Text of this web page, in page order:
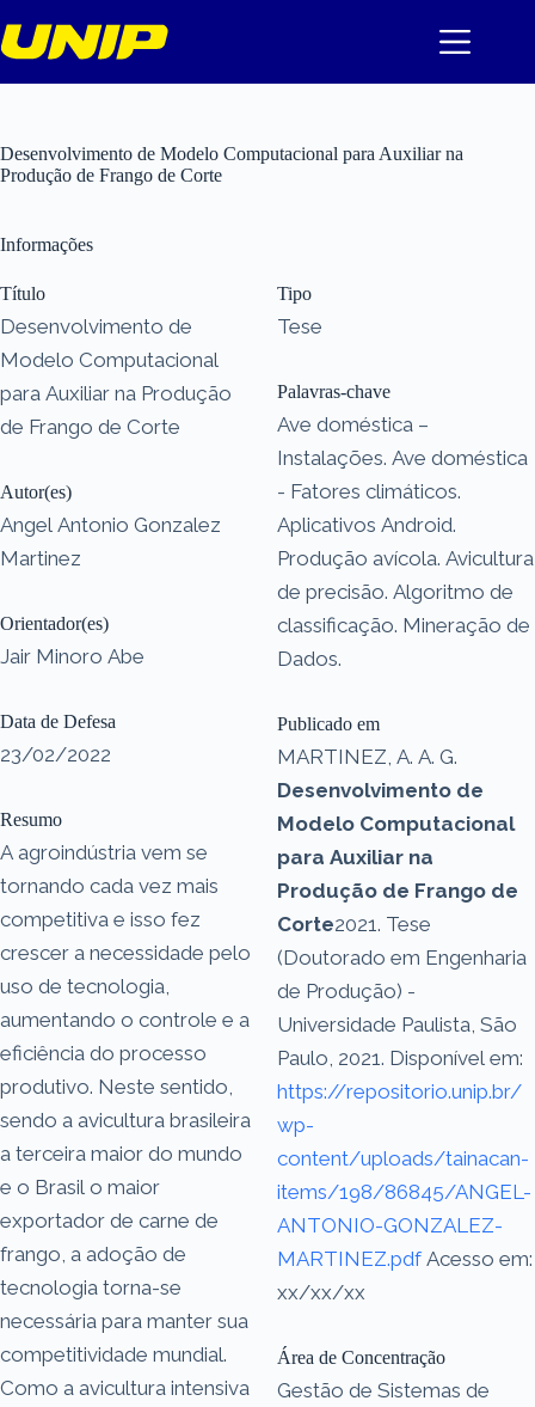
para
o
Desenvolvimento de Modelo Computacional para Auxiliar na
Produção de Frango de Corte
Informações
Título
Desenvolvimento de
Modelo Computacional
para Auxiliar na Produção
de Frango de Corte
Autor(es)
Angel Antonio Gonzalez
Martinez
Orientador(es)
Jair Minoro Abe
Data de Defesa
23/02/2022
Resumo
A agroindústria vem se
tornando cada vez mais
competitiva e isso fez
crescer a necessidade pelo
uso de tecnologia,
aumentando o controle e a
eficiência do processo
produtivo. Neste sentido,
sendo a avicultura brasileira
a terceira maior do mundo
e o Brasil o maior
exportador de carne de
frango, a adoção de
tecnologia torna-se
necessária para manter sua
competitividade mundial.
Como a avicultura intensiva
Tipo
Tese
Palavras-chave
Ave doméstica –
Instalações. Ave doméstica
- Fatores climáticos.
Aplicativos Android.
Produção avícola. Avicultura
de precisão. Algoritmo de
classificação. Mineração de
Dados.
Publicado em
MARTINEZ, A. A. G.
Desenvolvimento de
Modelo Computacional
para Auxiliar na
Produção de Frango de
Corte2021. Tese
(Doutorado em Engenharia
de Produção) -
Universidade Paulista, São
Paulo, 2021. Disponível em:
https://repositorio.unip.br/
wp-
content/uploads/tainacan-
items/198/86845/ANGEL-
ANTONIO-GONZALEZ-
MARTINEZ.pdfAcesso em:
xx/xx/xx
Área de Concentração
Gestão de Sistemas de